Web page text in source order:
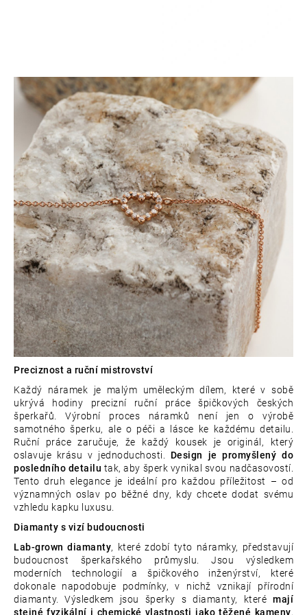
Preciznost a ruční mistrovství
Každý náramek je malým uměleckým dílem, které v sobě
ukrývá hodiny precizní ruční práce špičkových českých
šperkařů. Výrobní proces náramků není jen o výrobě
samotného šperku, ale o péči a lásce ke každému detailu.
Ruční práce zaručuje, že každý kousek je originál, který
oslavuje krásu v jednoduchosti. Design je promyšlený do
posledního detailu tak, aby šperk vynikal svou nadčasovostí.
Tento druh elegance je ideální pro každou příležitost – od
významných oslav po běžné dny, kdy chcete dodat svému
vzhledu kapku luxusu.
Diamanty s vizí budoucnosti
Lab-grown diamanty, které zdobí tyto náramky, představují
budoucnost šperkařského průmyslu. Jsou výsledkem
moderních technologií a špičkového inženýrství, které
dokonale napodobuje podmínky, v nichž vznikají přírodní
diamanty. Výsledkem jsou šperky s diamanty, které mají
stejné fyzikální i chemické vlastnosti jako těžené kameny,